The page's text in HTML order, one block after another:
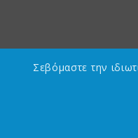
Σεβόμαστε την